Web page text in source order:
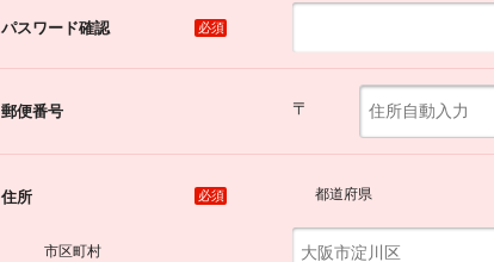
パスワード確認 必須
郵便番号 〒
住所 必須 都道府県
市区町村